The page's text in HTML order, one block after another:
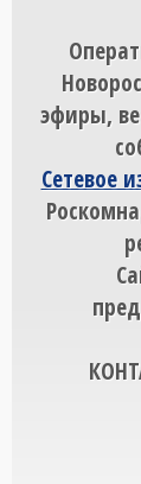
эфиры,
Сетевое